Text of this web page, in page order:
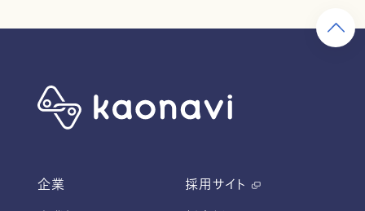
企業
採用サイト